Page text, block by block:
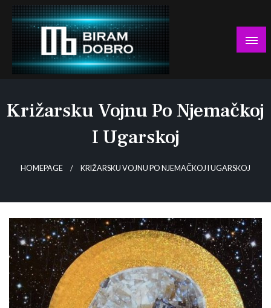
Skip
content
Križarsku Vojnu Po Njemačkoj
I Ugarskoj
HOMEPAGE KRIŽARSKU VOJNU PO NJEMAČKOJ I UGARSKOJ